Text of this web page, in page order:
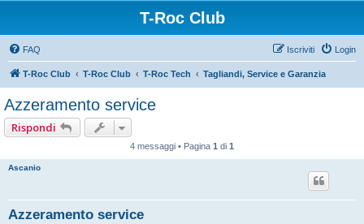
T-Roc Club
FAQ Login
Iscriviti
T-Roc Club T-Roc Club T-Roc Tech Tagliandi, Service e Garanzia
Azzeramento service
Rispondi
4 messaggi • Pagina 1 di 1
Ascanio
Azzeramento service